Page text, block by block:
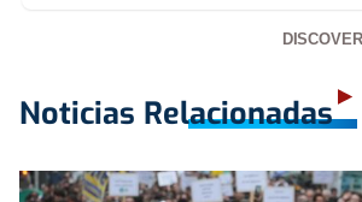
Noticias Relacionadas